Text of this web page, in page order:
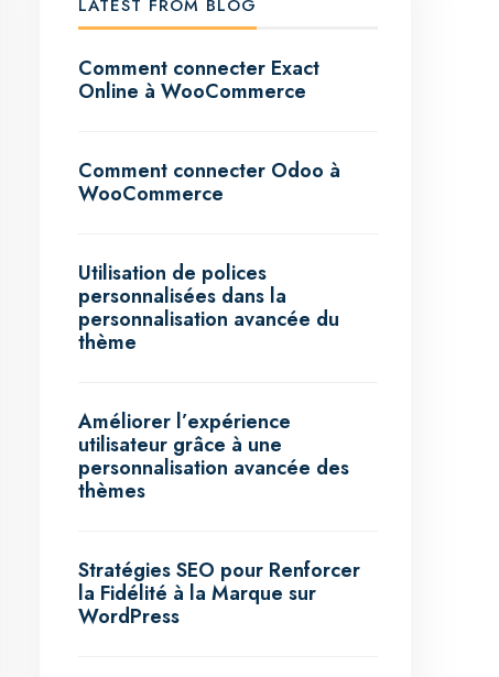
LATEST FROM BLOG
Comment connecter Exact
Online à WooCommerce
Comment connecter Odoo à
WooCommerce
Utilisation de polices
personnalisées dans la
personnalisation avancée du
thème
Améliorer l’expérience
utilisateur grâce à une
personnalisation avancée des
thèmes
Stratégies SEO pour Renforcer
la Fidélité à la Marque sur
WordPress